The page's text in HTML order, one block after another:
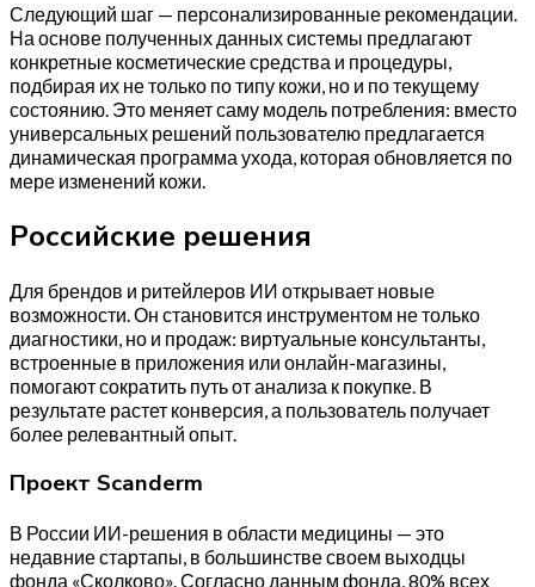
Следующий шаг — персонализированные рекомендации.
На основе полученных данных системы предлагают
конкретные косметические средства и процедуры,
подбирая их не только по типу кожи, но и по текущему
состоянию. Это меняет саму модель потребления: вместо
универсальных решений пользователю предлагается
динамическая программа ухода, которая обновляется по
мере изменений кожи.
Российские решения
Для брендов и ритейлеров ИИ открывает новые
возможности. Он становится инструментом не только
диагностики, но и продаж: виртуальные консультанты,
встроенные в приложения или онлайн-магазины,
помогают сократить путь от анализа к покупке. В
результате растет конверсия, а пользователь получает
более релевантный опыт.
Проект Scanderm
В России ИИ-решения в области медицины — это
недавние стартапы, в большинстве своем выходцы
фонда «Сколково». Согласно данным фонда, 80% всех